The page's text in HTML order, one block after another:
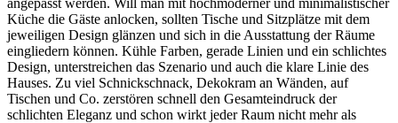
Küche die Gäste anlocken, sollten Tische und Sitzplätze mit dem
jeweiligen Design glänzen und sich in die Ausstattung der Räume
eingliedern können. Kühle Farben, gerade Linien und ein schlichtes
Design, unterstreichen das Szenario und auch die klare Linie des
Hauses. Zu viel Schnickschnack, Dekokram an Wänden, auf
Tischen und Co. zerstören schnell den Gesamteindruck der
schlichten Eleganz und schon wirkt jeder Raum nicht mehr als